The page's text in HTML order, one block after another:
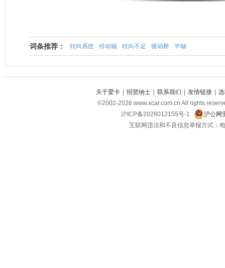
词条推荐： 转向系统 传动轴 转向不足 驱动桥 半轴
关于爱卡 招贤纳士 联系我们 友情链接
©2002-2026 www.xcar.com.cn All rights
沪ICP备2026012155号-1
沪公网
互联网违法和不良信息举报方式：